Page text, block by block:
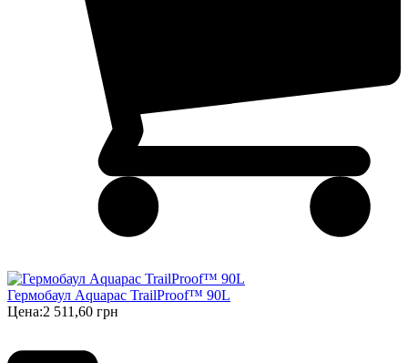
Гермобаул Aquapac TrailProof™ 90L
Цена:2 511,60 грн